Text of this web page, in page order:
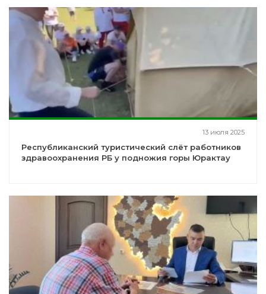
13 июля 2025
Республиканский туристический слёт работников
здравоохранения РБ у подножия горы Юрактау